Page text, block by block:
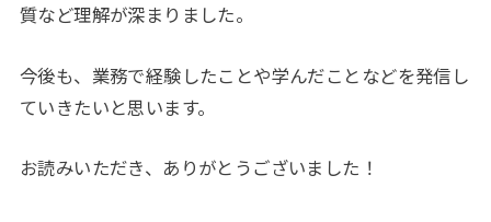
質など理解が深まりました。
今後も、業務で経験したことや学んだことなどを発信し
ていきたいと思います。
お読みいただき、ありがとうございました！